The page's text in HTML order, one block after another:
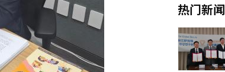
热门新闻